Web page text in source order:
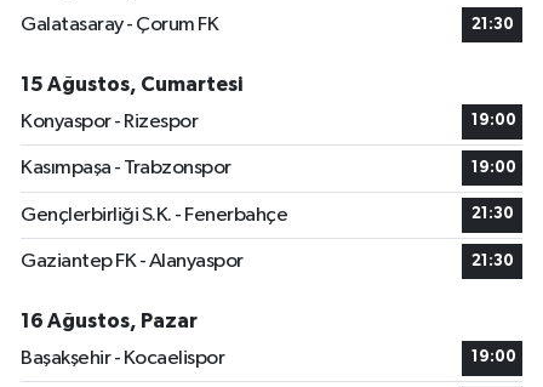
Galatasaray - Çorum FK
21:30
15 Ağustos, Cumartesi
Konyaspor - Rizespor
19:00
Kasımpaşa - Trabzonspor 19:00
Gençlerbirliği S.K. - Fenerbahçe 21:30
Gaziantep FK - Alanyaspor 21:30
16 Ağustos, Pazar
Başakşehir - Kocaelispor
19:00